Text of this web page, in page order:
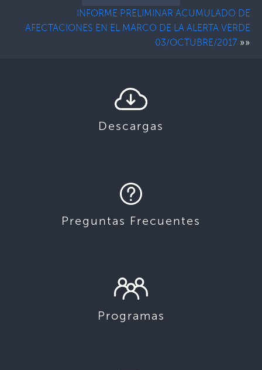
INFORME PRELIMINAR ACUMULADO DE
AFECTACIONES EN EL MARCO DE LA ALERTA VERDE
03/OCTUBRE/2017 »»
Descargas
Preguntas Frecuentes
Programas